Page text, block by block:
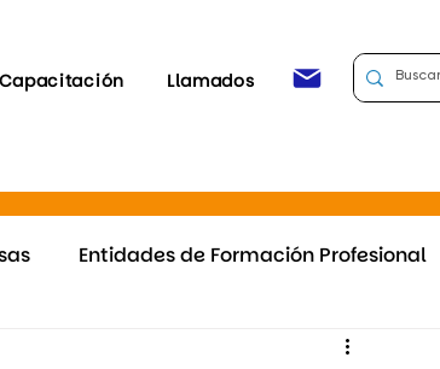
Capacitación Llamados
Entidades de Formación Profesional
+Fortalezas